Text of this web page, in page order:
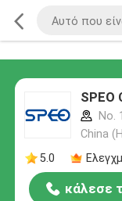
SPEO
No.
China
5.0
κάλεσε